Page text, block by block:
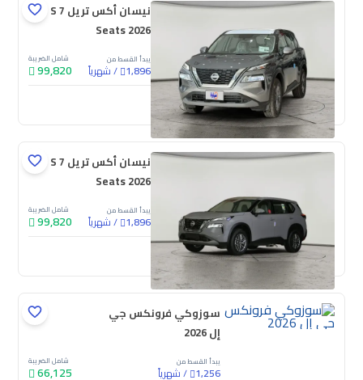
نيسان أكس تريل S 7
Seats 2026
يبدأ القسط من
1,896
/شهرياً
شامل الضريبة
99,820
جديدة
نيسان أكس تريل S 7
Seats 2026
يبدأ القسط من
1,896
/شهرياً
شامل الضريبة
99,820
جديدة
سوزوكي فرونكس جي
إل 2026
يبدأ القسط من
1,256
/شهرياً
شامل الضريبة
66,125